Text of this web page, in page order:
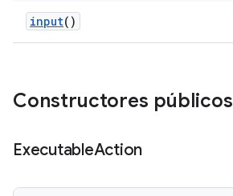
input()
Constructores públicos
ExecutableAction